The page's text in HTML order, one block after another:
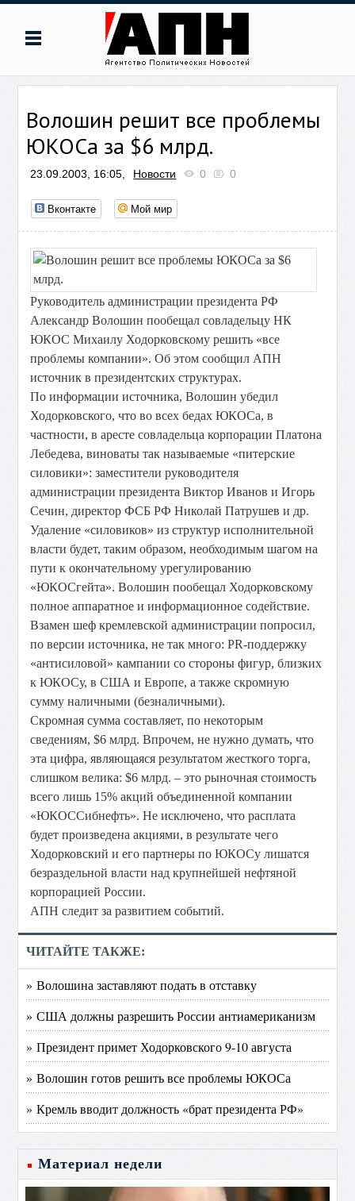
Волошин решит все проблемы
ЮКОСа за $6 млрд.
23.09.2003, 16:05, Новости 0 0
Вконтакте Мой мир
Руководитель администрации президента РФ
Александр Волошин пообещал совладельцу НК
ЮКОС Михаилу Ходорковскому решить «все
проблемы компании». Об этом сообщил АПН
источник в президентских структурах.
По информации источника, Волошин убедил
Ходорковского, что во всех бедах ЮКОСа, в
частности, в аресте совладельца корпорации Платона
Лебедева, виноваты так называемые «питерские
силовики»: заместители руководителя
администрации президента Виктор Иванов и Игорь
Сечин, директор ФСБ РФ Николай Патрушев и др.
Удаление «силовиков» из структур исполнительной
власти будет, таким образом, необходимым шагом на
пути к окончательному урегулированию
«ЮКОСгейта». Волошин пообещал Ходорковскому
полное аппаратное и информационное содействие.
Взамен шеф кремлевской администрации попросил,
по версии источника, не так много: PR-поддержку
«антисиловой» кампании со стороны фигур, близких
к ЮКОСу, в США и Европе, а также скромную
сумму наличными (безналичными).
Скромная сумма составляет, по некоторым
сведениям, $6 млрд. Впрочем, не нужно думать, что
эта цифра, являющаяся результатом жесткого торга,
слишком велика: $6 млрд. – это рыночная стоимость
всего лишь 15% акций объединенной компании
«ЮКОССибнефть». Не исключено, что расплата
будет произведена акциями, в результате чего
Ходорковский и его партнеры по ЮКОСу лишатся
безраздельной власти над крупнейшей нефтяной
корпорацией России.
АПН следит за развитием событий.
ЧИТАЙТЕ ТАКЖЕ:
» Волошина заставляют подать в отставку
» США должны разрешить России антиамериканизм
» Президент примет Ходорковского 9-10 августа
» Волошин готов решить все проблемы ЮКОСа
» Кремль вводит должность «брат президента РФ»
Материал недели